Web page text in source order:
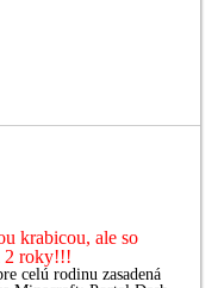
krabicou, ale so
2 roky!!!
celú rodinu zasadená